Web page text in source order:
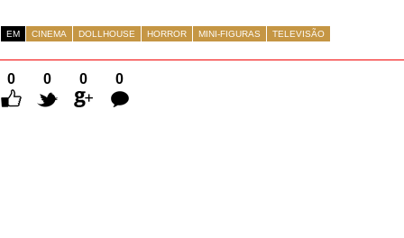
EM CINEMA DOLLHOUSE HORROR MINI-FIGURAS TELEVISÃO
0 0 0
0
Comentários